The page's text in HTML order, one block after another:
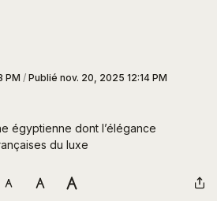
PM / Publié nov. 20, 2025 12:14 PM
égyptienne dont l’élégance
du luxe